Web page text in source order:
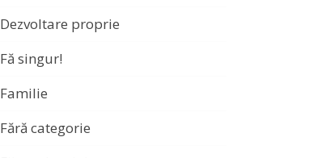
Dezvoltare proprie
Fă singur!
Familie
Fără categorie